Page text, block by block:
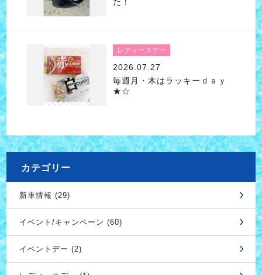
た！
レディースデー
2026.07.27
毎週月・木はラッキーｄａｙ
★☆
カテゴリー
新車情報 (29)
イベント/キャンペーン (60)
イベントデー (2)